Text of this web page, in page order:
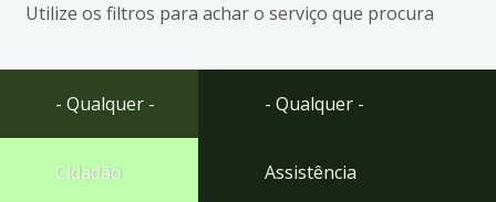
busca
Ir
rodapé
Utilize os filtros para achar o serviço que procura
- Qualquer -
Cidadão
- Qualquer -
Assistência